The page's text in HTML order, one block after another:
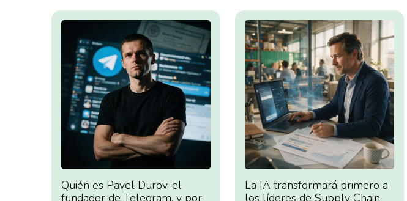
Quién es Pavel Durov, el
fundador de Telegram, y por
La IA transformará primero a
los líderes de Supply Chain,